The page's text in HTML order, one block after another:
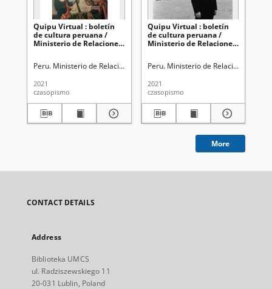
Quipu Virtual : boletín
de cultura peruana /
Ministerio de Relaciones
Peru. Ministerio de Relaciones Exteriores
2021
czasopismo
Quipu Virtual : boletín
de cultura peruana /
Ministerio de Relaciones
Peru. Ministerio de Relaciones
2021
czasopismo
More
CONTACT DETAILS
Address
Biblioteka UMCS
ul. Radziszewskiego 11
20-031 Lublin, Poland